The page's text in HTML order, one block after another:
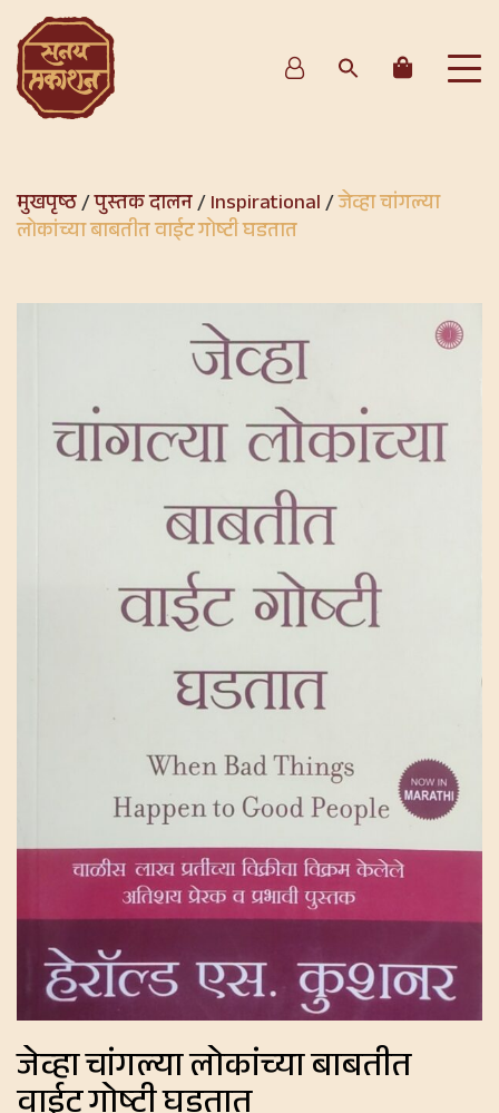
मुखपृष्ठ/पुस्तक दालन/Inspirational/जेव्हा चांगल्या
लोकांच्या बाबतीत वाईट गोष्टी घडतात
जेव्हा चांगल्या लोकांच्या बाबतीत